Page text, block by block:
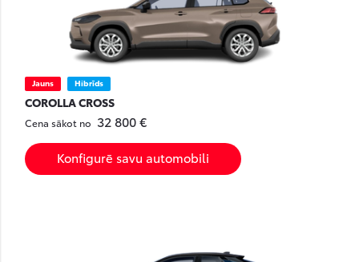
Jauns Hibrīds
COROLLA CROSS
Cena sākot no 32 800 €
Konfigurē savu automobili